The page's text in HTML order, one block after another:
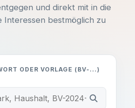
und direkt mit in die
Interessen bestmöglich zu
ODER VORLAGE (BV-...)